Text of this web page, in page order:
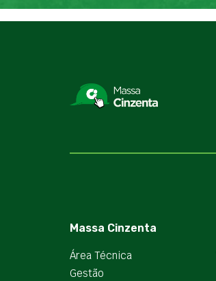
Massa Cinzenta
Área Técnica
Gestão